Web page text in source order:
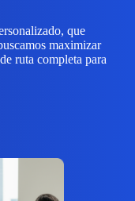
que
maximizar
ruta completa para